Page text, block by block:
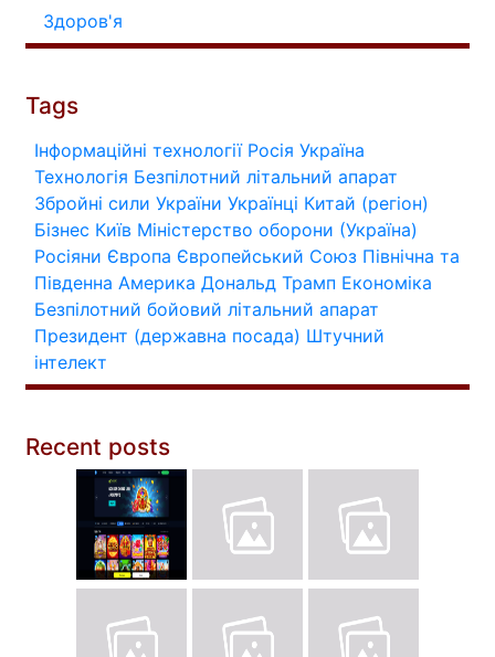
Здоров'я
Tags
Інформаційні технології Росія Україна
Технологія Безпілотний літальний апарат
Збройні сили України Українці Китай (регіон)
Бізнес Київ Міністерство оборони (Україна)
Росіяни Європа Європейський Союз Північна та
Південна Америка Дональд Трамп Економіка
Безпілотний бойовий літальний апарат
Президент (державна посада) Штучний
інтелект
Recent posts